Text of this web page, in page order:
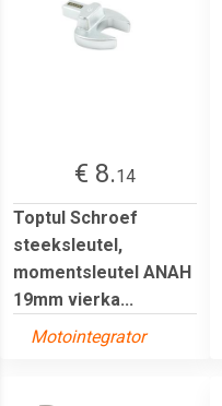
€ 8.14
Toptul Schroef
steeksleutel,
momentsleutel ANAH
19mm vierka...
Motointegrator